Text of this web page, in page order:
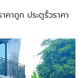
คาถูก ประตูรั้วราคา